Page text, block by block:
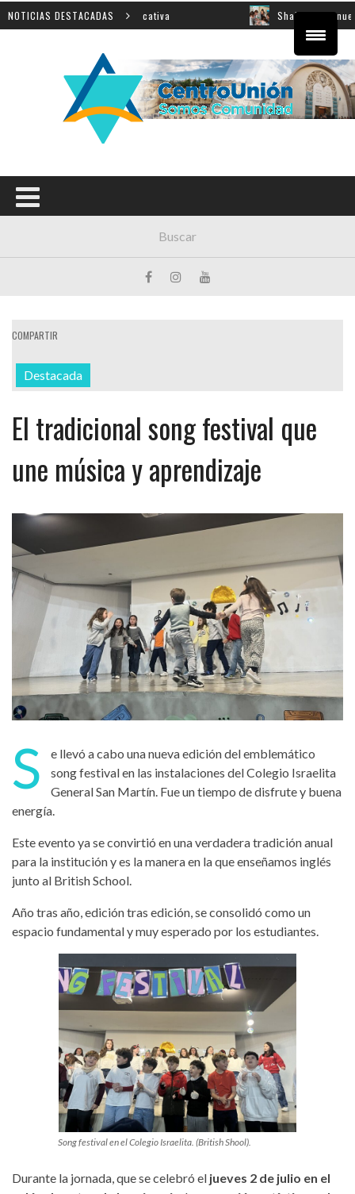
NOTICIAS DESTACADAS
innovación educativa Shahak: una nueva
COMPARTIR
Destacada
El tradicional song festival que
une música y aprendizaje
S
e llevó a cabo una nueva edición del emblemático
song festival en las instalaciones delColegio Israelita
General San Martín. Fue un tiempo de disfrute y buena
energía.
Este evento ya se convirtió en una verdadera tradición anual
para la institución y es la manera en la que enseñamos inglés
junto al British School.
Año tras año, edición tras edición, se consolidó como un
espacio fundamental y muy esperado por los estudiantes.
Song festival en el Colegio Israelita. (British Shool).
Durante la jornada, que se celebró el jueves 2 de julio en el